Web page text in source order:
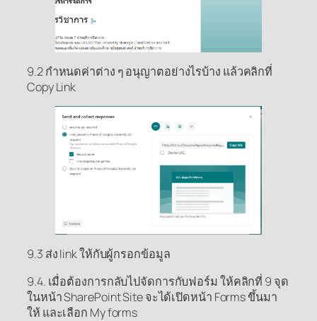
9.2 กำหนดค่าต่าง ๆ อนุญาตอย่างไรบ้าง แล้วคลิกที่
Copy Link
9.3 ส่ง link ให้กับผู้กรอกข้อมูล
9.4. เมื่อต้องการกลับไปจัดการกับฟอร์ม ให้คลิกที่ 9 จุด
ในหน้า SharePoint Site จะได้เปิดหน้า Forms ขึ้นมา
ให้ และเลือก My forms